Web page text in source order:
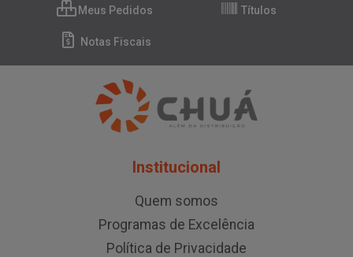
Meus Pedidos Títulos
Notas Fiscais
Institucional
Quem somos
Programas de Excelência
Política de Privacidade